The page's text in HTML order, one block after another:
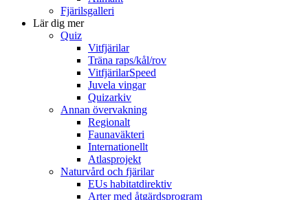
Fjärilsgalleri
Lär dig mer
Quiz
Vitfjärilar
Träna raps/kål/rov
VitfjärilarSpeed
Juvela vingar
Quizarkiv
Annan övervakning
Regionalt
Faunaväkteri
Internationellt
Atlasprojekt
Naturvård och fjärilar
EUs habitatdirektiv
Arter med åtgärdsprogram